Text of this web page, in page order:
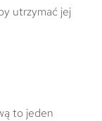
utrzymać jej
to jeden